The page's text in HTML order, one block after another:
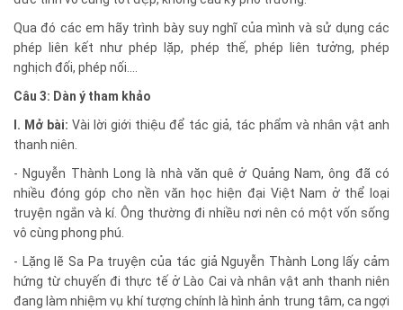
Qua đó các em hãy trình bày suy nghĩ của mình và sử dụng các
phép liên kết như phép lặp, phép thế, phép liên tưởng, phép
nghịch đối, phép nối....
Câu 3: Dàn ý tham khảo
I. Mở bài: Vài lời giới thiệu để tác giả, tác phẩm và nhân vật anh
thanh niên.
- Nguyễn Thành Long là nhà văn quê ở Quảng Nam, ông đã có
nhiều đóng góp cho nền văn học hiện đại Việt Nam ở thể loại
truyện ngắn và kí. Ông thường đi nhiều nơi nên có một vốn sống
vô cùng phong phú.
- Lặng lẽ Sa Pa truyện của tác giả Nguyễn Thành Long lấy cảm
hứng từ chuyến đi thực tế ở Lào Cai và nhân vật anh thanh niên
đang làm nhiệm vụ khí tượng chính là hình ảnh trung tâm, ca ngợi